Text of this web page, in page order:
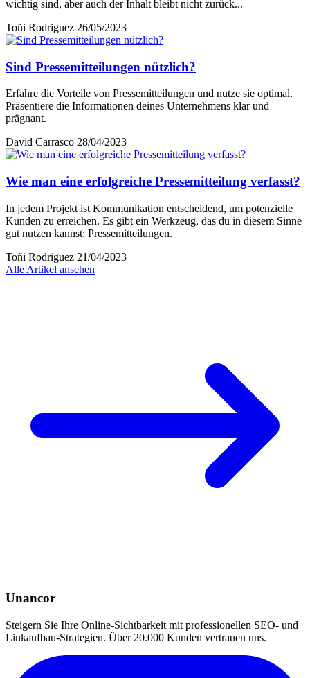
wichtig sind, aber auch der Inhalt bleibt nicht zurück...
Toñi Rodriguez 26/05/2023
Sind Pressemitteilungen nützlich?
Erfahre die Vorteile von Pressemitteilungen und nutze sie optimal.
Präsentiere die Informationen deines Unternehmens klar und
prägnant.
David Carrasco 28/04/2023
Wie man eine erfolgreiche Pressemitteilung verfasst?
In jedem Projekt ist Kommunikation entscheidend, um potenzielle
Kunden zu erreichen. Es gibt ein Werkzeug, das du in diesem Sinne
gut nutzen kannst: Pressemitteilungen.
Toñi Rodriguez 21/04/2023
Alle Artikel ansehen
Unancor
Steigern Sie Ihre Online-Sichtbarkeit mit professionellen SEO- und
Linkaufbau-Strategien. Über 20.000 Kunden vertrauen uns.